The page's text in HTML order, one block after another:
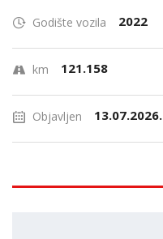
Godište vozila 2022
km 121.158
Objavljen 13.07.2026.